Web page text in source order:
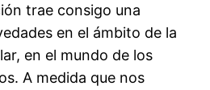
trae consigo una
en el ámbito de la
en el mundo de los
A medida que nos